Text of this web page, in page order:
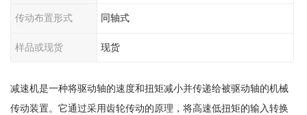
传动布置形式 同轴式
样品或现货 现货
减速机是一种将驱动轴的速度和扭矩减小并传递给被驱动轴的机械
传动装置。它通过采用齿轮传动的原理，将高速低扭矩的输入转换